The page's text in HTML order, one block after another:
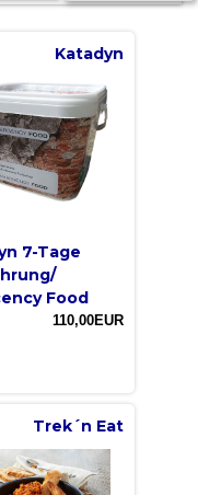
Katadyn
7-Tage
Food
110,00EUR
Trek´n Eat